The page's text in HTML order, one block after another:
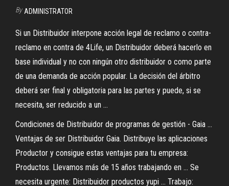
By ADMINISTRATOR
Si un Distribuidor interpone acción legal de reclamo o contra-
reclamo en contra de 4Life, un Distribuidor deberá hacerlo en
base individual y no con ningún otro distribuidor o como parte
de una demanda de acción popular. La decisión del árbitro
deberá ser final y obligatoria para las partes y puede, si se
necesita, ser reducido a un ...
Condiciones de Distribuidor de programas de gestión - Gaia ...
Ventajas de ser Distribuidor Gaia. Distribuye las aplicaciones
Productor y consigue estas ventajas para tu empresa:
Productos. Llevamos más de 15 años trabajando en ... Se
necesita urgente: Distribuidor productos yupi ... Trabajo: